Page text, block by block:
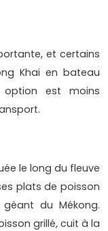
et certains
Khai en bateau
est moins
le long du fleuve
plats de poisson
du Mékong.
grillé, cuit à la